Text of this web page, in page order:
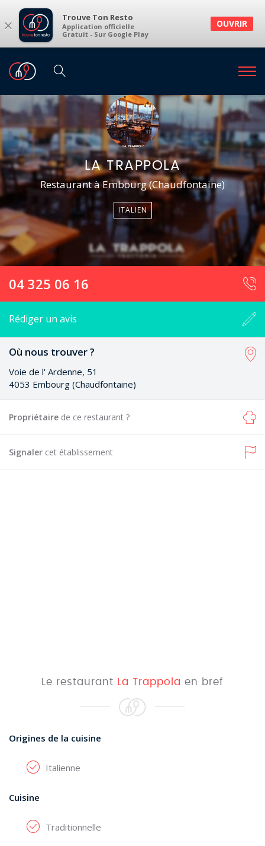
× Trouve Ton Resto
Application officielle
Gratuit - Sur Google Play
OUVRIR
LA TRAPPOLA
Restaurant à Embourg (Chaudfontaine)
ITALIEN
04 325 06 16
Rédiger un avis
Où nous trouver ?
Voie de l' Ardenne, 51
4053 Embourg (Chaudfontaine)
Propriétaire de ce restaurant ?
Signaler cet établissement
Le restaurant La Trappola en bref
Origines de la cuisine
Italienne
Cuisine
Traditionnelle